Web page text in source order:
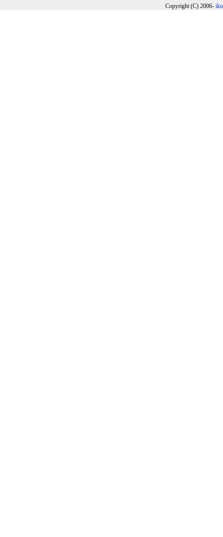
Copyright (C) 2006-